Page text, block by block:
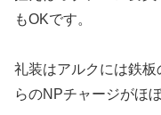
もOKです。
礼装はアルクには鉄
らのNPチャージがほ